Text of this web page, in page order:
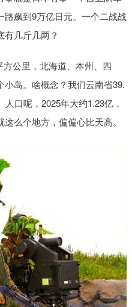
飙到9万亿日元。一个二战战
有几斤几两？
公里，北海道、本州、四
岛。啥概念？我们云南省39.
口呢，2025年大约1.23亿，
么个地方，偏偏心比天高。